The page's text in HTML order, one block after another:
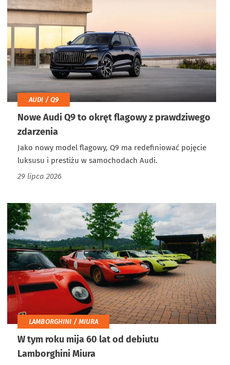
AUDI / Q9
Nowe Audi Q9 to okręt flagowy z prawdziwego
zdarzenia
Jako nowy model flagowy, Q9 ma redefiniować pojęcie
luksusu i prestiżu w samochodach Audi.
29 lipca 2026
LAMBORGHINI / MIURA
W tym roku mija 60 lat od debiutu
Lamborghini Miura